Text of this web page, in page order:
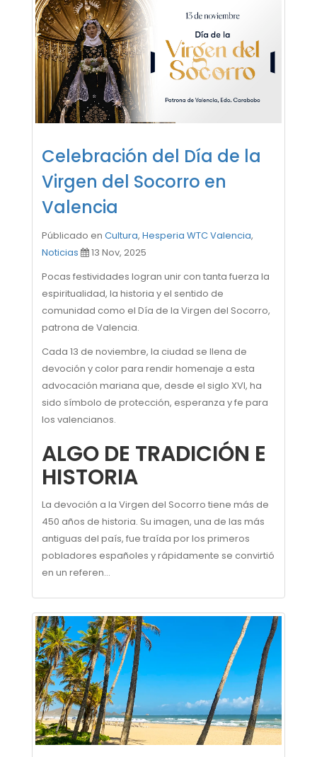
Celebración del Día de la
Virgen del Socorro en
Valencia
Públicado en Cultura, Hesperia WTC Valencia,
Noticias
13 Nov, 2025
Pocas festividades logran unir con tanta fuerza la
espiritualidad, la historia y el sentido de
comunidad como el Día de la Virgen del Socorro,
patrona de Valencia.
Cada 13 de noviembre, la ciudad se llena de
devoción y color para rendir homenaje a esta
advocación mariana que, desde el siglo XVI, ha
sido símbolo de protección, esperanza y fe para
los valencianos.
ALGO DE TRADICIÓN E
HISTORIA
La devoción a la Virgen del Socorro tiene más de
450 años de historia. Su imagen, una de las más
antiguas del país, fue traída por los primeros
pobladores españoles y rápidamente se convirtió
en un referen...